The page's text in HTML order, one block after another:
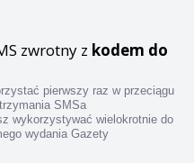
zwrotny z kodem do
pierwszy raz w przeciągu
SMSa
wykorzystywać wielokrotnie do
wydania Gazety